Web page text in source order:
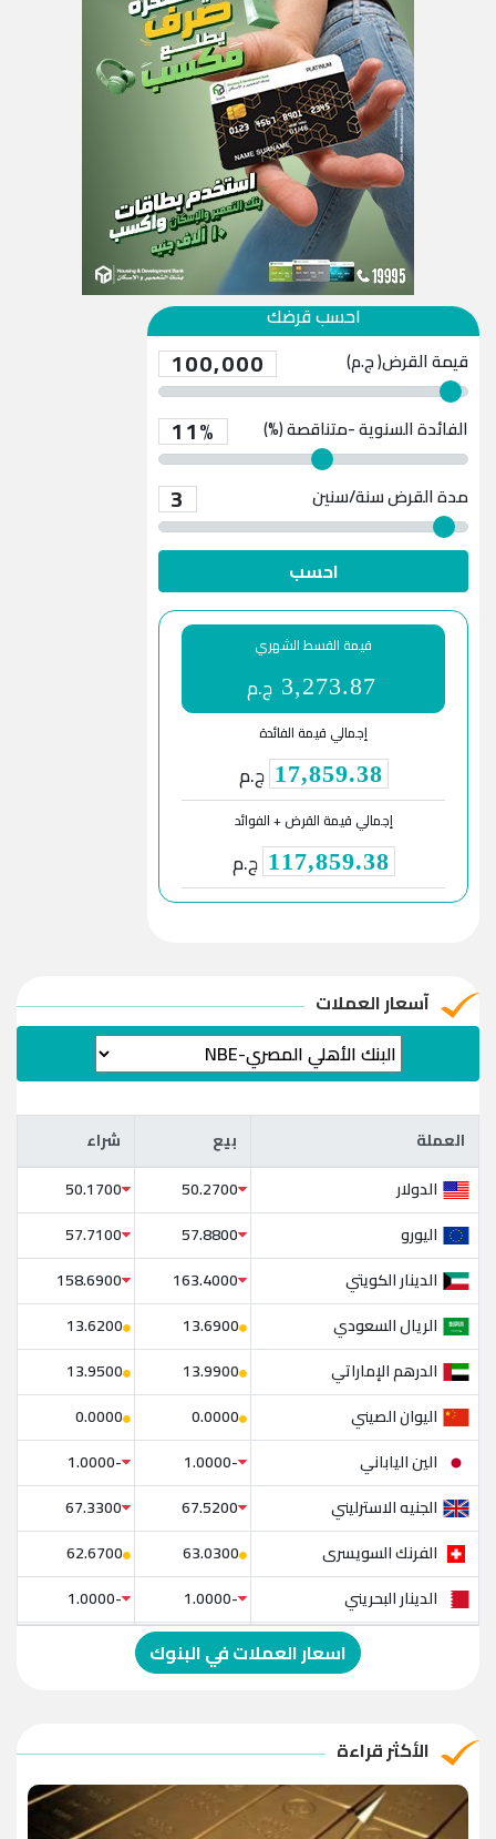
احسب قرضك
قيمة القرض( ج.م) 100,000
الفائدة السنوية -متناقصة (%) 11%
مدة القرض 3 سنة/سنين
احسب
قيمة القسط الشهري
3,273.87 ج.م
إجمالي قيمة الفائدة
17,859.38 ج.م
إجمالي قيمة القرض + الفوائد
117,859.38 ج.م
آسعار العملات
العملة بيع شراء العملة بيع
شراء
الدولار
50.2700
50.1700
اليورو
57.8800
57.7100
الدينار الكويتي
163.4000
158.6900
الريال السعودي
13.6900
13.6200
الدرهم الإماراتي
13.9900
13.9500
اليوان الصيني
0.0000
0.0000
الين الياباني
-1.0000
-1.0000
الجنيه الاسترليني
67.5200
67.3300
الفرنك السويسرى
63.0300
62.6700
الدينار البحريني
-1.0000
-1.0000
الدولار الإسترالي
-1.0000
الريال القطري
الدينار الأردني
-1.0000
-1.0000
اسعار العملات في البنوك
الأكثر قراءة